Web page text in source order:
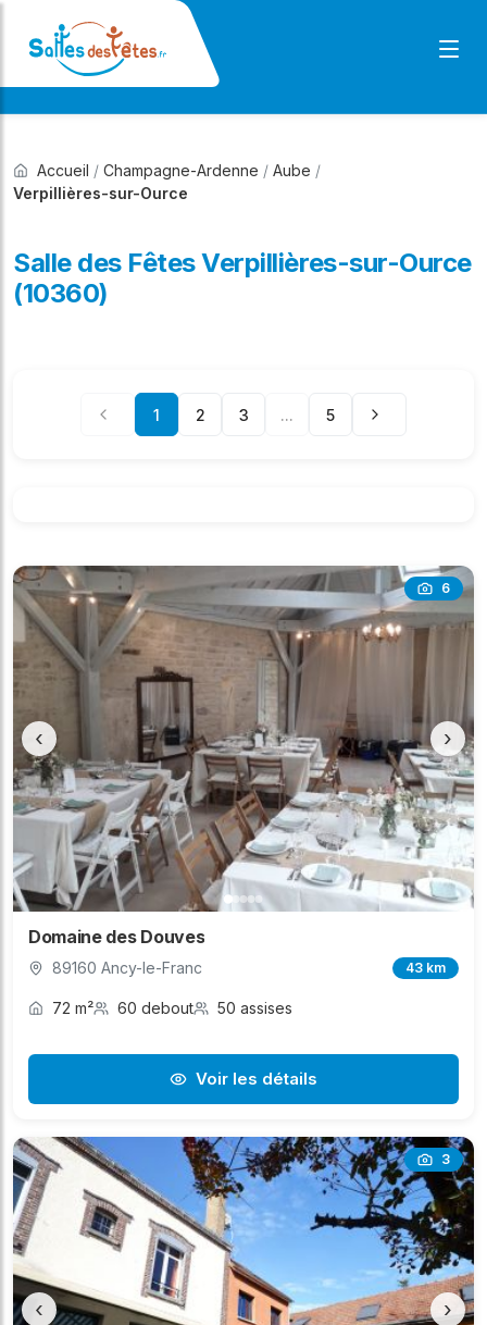
Accueil / Champagne-Ardenne / Aube /
Verpillières-sur-Ource
Salle des Fêtes Verpillières-sur-Ource
(10360)
1 2 3 ... 5
6
‹ ›
Domaine des Douves
89160 Ancy-le-Franc 43 km
72 m² 60 debout 50 assises
Voir les détails
3
‹ ›